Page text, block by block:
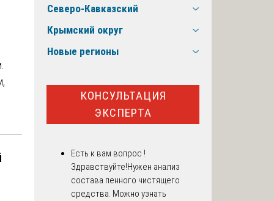
Северо-Кавказский
Крымский округ
Новые регионы
КОНСУЛЬТАЦИЯ
ЭКСПЕРТА
Есть к вам вопрос !
Здравствуйте!Нужен анализ
состава пенного чистящего
средства. Можно узнать